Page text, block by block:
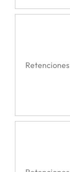
Retenciones